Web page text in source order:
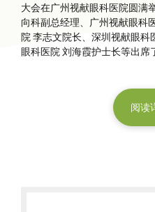
大会在广州视献眼科医院圆满
向科副总经理、广州视献眼科
院 李志文院长、深圳视献眼
眼科医院 刘海霞护士长等出席
阅读